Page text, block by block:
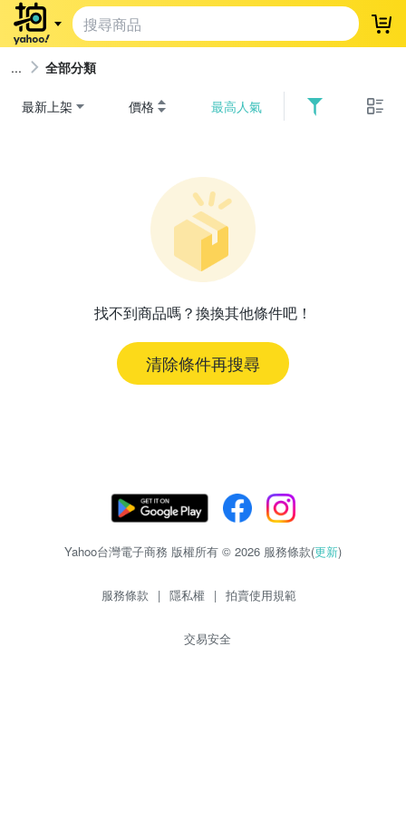
登
全部分類
最新上架 價格 最高人氣
找不到商品嗎？換換其他條件吧！
清除條件再搜尋
Yahoo台灣電子商務 版權所有 © 2026 服務條款(更新)
服務條款 | 隱私權 | 拍賣使用規範
交易安全